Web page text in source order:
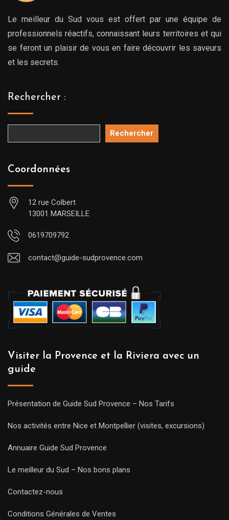
Le meilleur du Sud vous est offert par une équipe de
professionnels réactifs, connaissant leurs territoires et qui
se feront un plaisir de vous en faire découvrir les saveurs
et les secrets.
Rechercher :
Rechercher
Coordonnées
12 rue Colbert
13001 MARSEILLE
0619709792
contact@guide-sudprovence.com
Visiter la Provence et la Riviera avec un
guide
Présentation de Guide Sud Provence – Nos Tarifs
Nos activités entre Nice et Montpellier (visites, excursions)
Annuaire Guide Sud Provence
Le meilleur du Sud – Nos bons plans
Contactez-nous
Conditions Générales de Ventes